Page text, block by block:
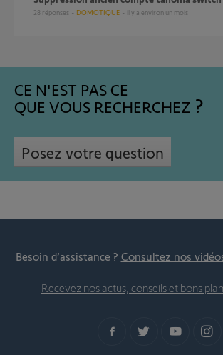
28 réponses DOMOTIQUE il y a environ un mois
CE N'EST PAS CE
QUE VOUS RECHERCHEZ
Posez votre question
Besoin d’assistance ? Consultez nos
Recevez nos actus, conseils et bons